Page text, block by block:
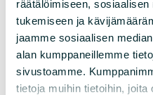
räätälöimiseen,
tukemiseen ja
jaamme sosiaalisen
alan kumppaneillemme
sivustoamme.
tietoja muihin tietoihin, joita
00580 Helsinki
Asiakaspalvelu ja
Puh. 09 228 08210
toimisto@sll.fi